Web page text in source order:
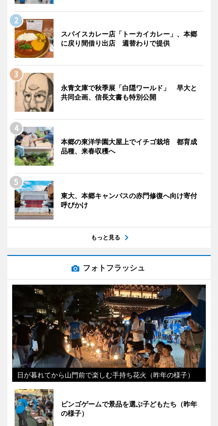
スパイスカレー店「トーカイカレー」、本郷
に戻り間借り出店 週替わりで提供
永青文庫で秋季展「白隠ワールド」 早大と
共同企画、信長文書も特別公開
本郷の東洋学園大屋上でイチゴ栽培 都育成
品種、来春収穫へ
東大、本郷キャンパスの赤門修復へ向け寄付
呼びかけ
もっと見る
フォトフラッシュ
日が暮れてから山門前で楽しむ手持ち花火（昨年の様子）
ビンゴゲームで景品を選ぶ子どもたち（昨年
の様子）